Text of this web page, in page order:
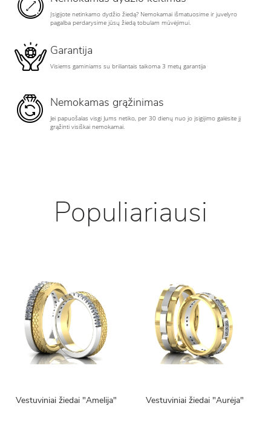
Įsigijote netinkamo dydžio žiedą? Nemokamai išmatuosime ir juvelyro
pagalba perdarysime jūsų žiedą tobulam mūvėjimui.
Garantija
Visiems gaminiams su briliantais taikoma 3 metų garantija
Nemokamas grąžinimas
Jei papuošalas visgi Jums netiko, per 30 dienų nuo jo įsigijimo galėsite jį
grąžinti visiškai nemokamai.
Populiariausi
Vestuviniai žiedai "Amelija" Vestuviniai žiedai "Aurėja"